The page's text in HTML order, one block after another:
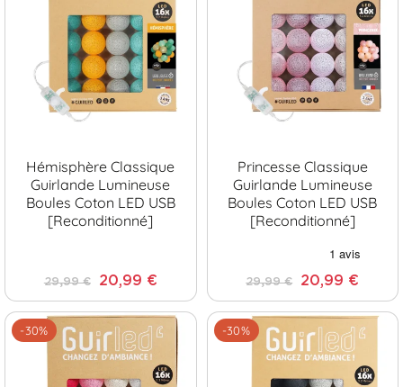
Hémisphère Classique
Guirlande Lumineuse
Boules Coton LED USB
[Reconditionné]
29,99 € 20,99 €
Princesse Classique
Guirlande Lumineuse
Boules Coton LED USB
[Reconditionné]
29,99 € 20,99 €
-30% -30%